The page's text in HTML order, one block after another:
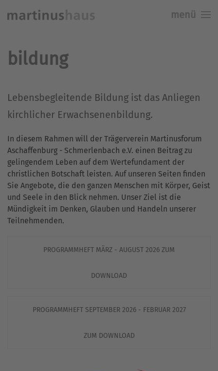
menü
bildung
Lebensbegleitende Bildung ist das Anliegen
kirchlicher Erwachsenenbildung.
In diesem Rahmen will der Trägerverein Martinusforum
Aschaffenburg - Schmerlenbach e.V. einen Beitrag zu
gelingendem Leben auf dem Wertefundament der
christlichen Botschaft leisten. Auf unseren Seiten finden
Sie Angebote, die den ganzen Menschen mit Körper, Geist
und Seele in den Blick nehmen. Unser Ziel ist die
Mündigkeit im Denken, Glauben und Handeln unserer
Teilnehmenden.
PROGRAMMHEFT MÄRZ - AUGUST 2026 ZUM
DOWNLOAD
PROGRAMMHEFT SEPTEMBER 2026 - FEBRUAR 2027
ZUM DOWNLOAD